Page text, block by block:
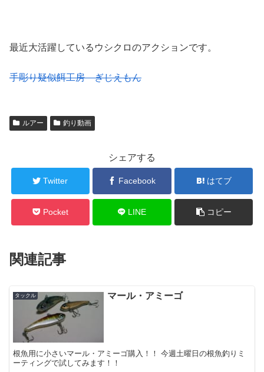
最近大活躍しているウシクロのアクションです。
手彫り疑似餌工房 ぎじえもん
ルアー 釣り動画
シェアする
Twitter Facebook はてブ
Pocket LINE コピー
関連記事
タックル マール・アミーゴ
根魚用に小さいマール・アミーゴ購入！！ 今週土曜日の根魚釣りミ
ーティングで試してみます！！